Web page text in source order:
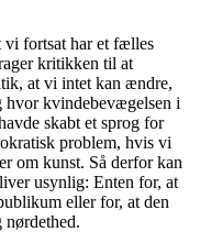
vi fortsat har et fælles
kritikken til at
at vi intet kan ændre,
hvor kvindebevægelsen i
skabt et sprog for
problem, hvis vi
om kunst. Så derfor kan
usynlig: Enten for, at
eller for, at den